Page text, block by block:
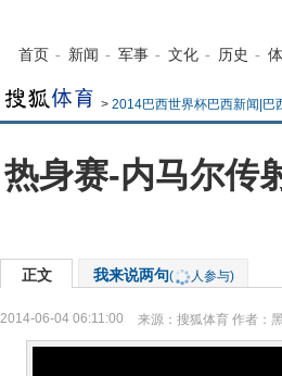
首页 - 新闻 - 军事 - 文化 - 历史 -
> 2014巴西世界杯巴西新闻|巴
热身赛-内马尔传
正文 我来说两句( 人参与)
2014-06-04 06:11:00 来源： 搜狐体育 作者：